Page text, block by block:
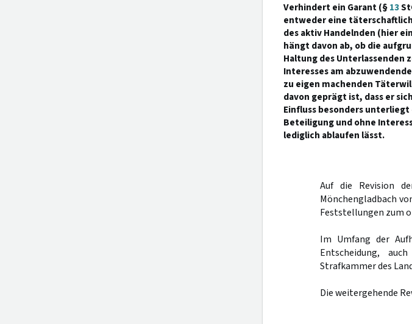
Verhindert ein Garant (§13
entweder eine
des aktiv Handelnden (hier
hängt davon ab, ob die
Haltung des Unterlassenden
Interesses am
zu eigen machenden
davon geprägt ist, dass er
Einfluss besonders
Beteiligung und ohne
lediglich ablaufen lässt.
Auf die Revision
Mönchengladbach
Feststellungen zum
Im Umfang der
Entscheidung,
Strafkammer des
Die weitergehende